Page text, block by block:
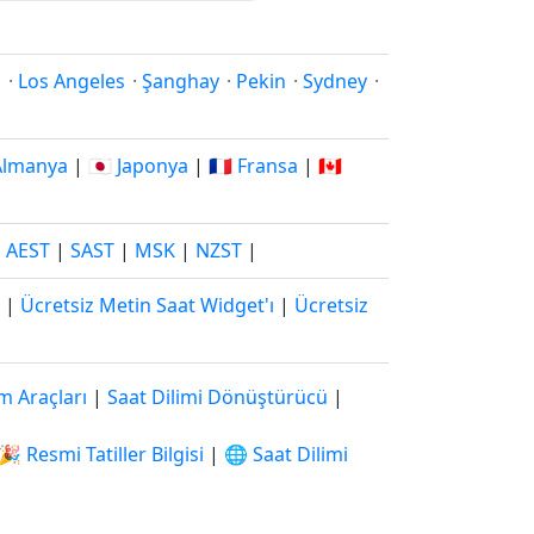
· Los Angeles · Şanghay · Pekin · Sydney ·
| 🇯🇵 Japonya | 🇫🇷 Fransa | 🇨🇦
AEST | SAST | MSK | NZST |
| Ücretsiz Metin Saat Widget'ı | Ücretsiz
Araçları | Saat Dilimi Dönüştürücü |
Resmi Tatiller Bilgisi | 🌐 Saat Dilimi